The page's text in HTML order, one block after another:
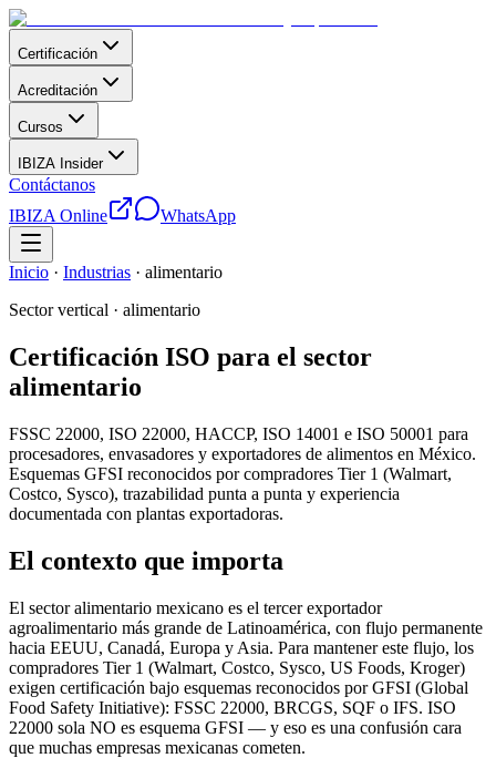
Certificación
Acreditación
Cursos
IBIZA Insider
Contáctanos
IBIZA Online
WhatsApp
Inicio · Industrias · alimentario
Sector vertical · alimentario
Certificación ISO para el sector
alimentario
FSSC 22000, ISO 22000, HACCP, ISO 14001 e ISO 50001 para
procesadores, envasadores y exportadores de alimentos en México.
Esquemas GFSI reconocidos por compradores Tier 1 (Walmart,
Costco, Sysco), trazabilidad punta a punta y experiencia
documentada con plantas exportadoras.
El contexto que importa
El sector alimentario mexicano es el tercer exportador
agroalimentario más grande de Latinoamérica, con flujo permanente
hacia EEUU, Canadá, Europa y Asia. Para mantener este flujo, los
compradores Tier 1 (Walmart, Costco, Sysco, US Foods, Kroger)
exigen certificación bajo esquemas reconocidos por GFSI (Global
Food Safety Initiative): FSSC 22000, BRCGS, SQF o IFS. ISO
22000 sola NO es esquema GFSI — y eso es una confusión cara
que muchas empresas mexicanas cometen.